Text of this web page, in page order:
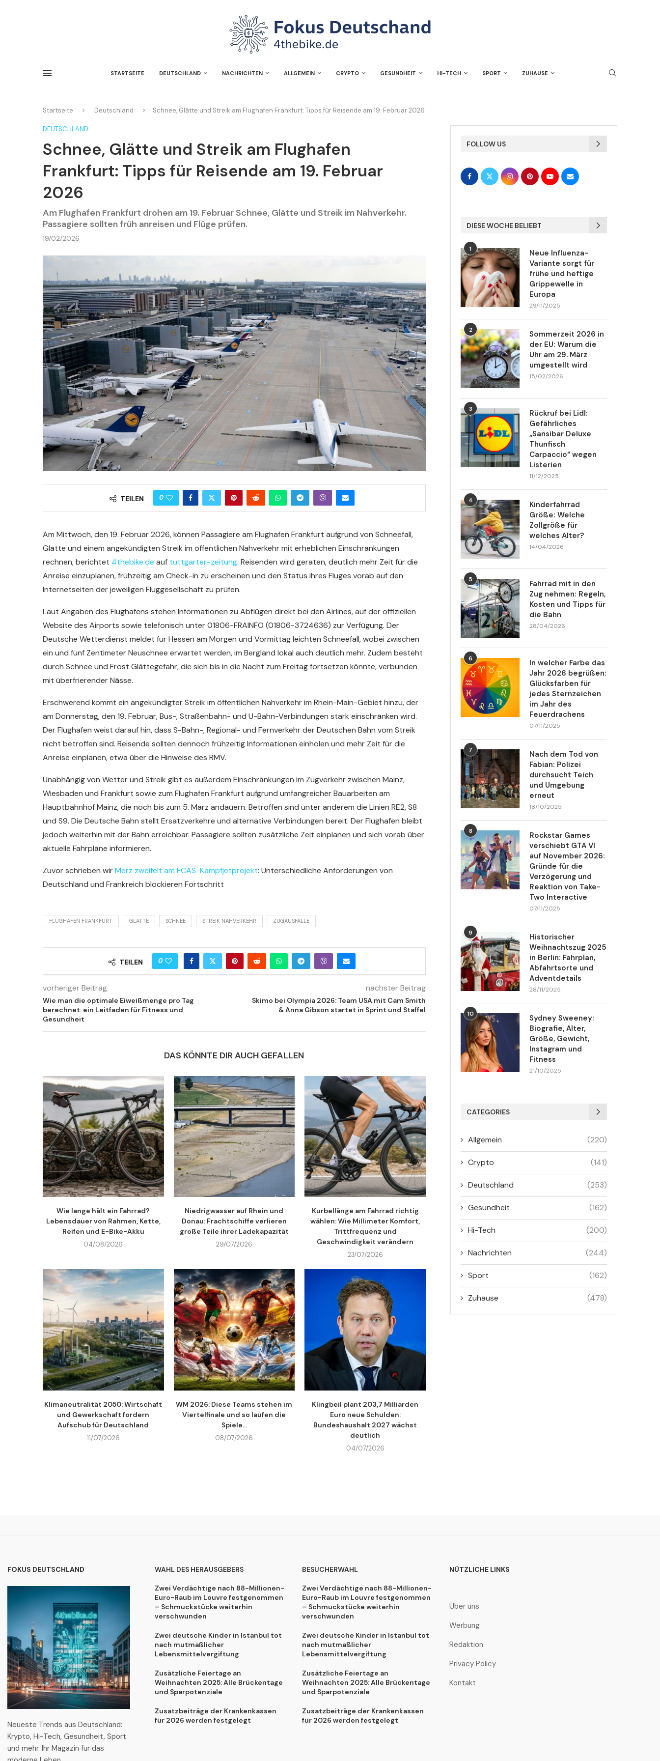
STARTSEITE DEUTSCHLAND NACHRICHTEN ALLGEMEIN CRYPTO GESUNDHEIT HI-TECH SPORT ZUHAUSE
Startseite Deutschland Schnee, Glätte und Streik am Flughafen Frankfurt: Tipps für Reisende am 19. Februar 2026
DEUTSCHLAND
Schnee, Glätte und Streik am Flughafen
Frankfurt: Tipps für Reisende am 19. Februar
2026
Am Flughafen Frankfurt drohen am 19. Februar Schnee, Glätte und Streik im Nahverkehr.
Passagiere sollten früh anreisen und Flüge prüfen.
19/02/2026
TEILEN 0
Am Mittwoch, den 19. Februar 2026, können Passagiere am Flughafen Frankfurt aufgrund von Schneefall,
Glätte und einem angekündigten Streik im öffentlichen Nahverkehr mit erheblichen Einschränkungen
rechnen, berichtet 4thebike.de auf tuttgarter-zeitung. Reisenden wird geraten, deutlich mehr Zeit für die
Anreise einzuplanen, frühzeitig am Check-in zu erscheinen und den Status ihres Fluges vorab auf den
Internetseiten der jeweiligen Fluggesellschaft zu prüfen.
Laut Angaben des Flughafens stehen Informationen zu Abflügen direkt bei den Airlines, auf der offiziellen
Website des Airports sowie telefonisch unter 01806-FRAINFO (01806-3724636) zur Verfügung. Der
Deutsche Wetterdienst meldet für Hessen am Morgen und Vormittag leichten Schneefall, wobei zwischen
ein und fünf Zentimeter Neuschnee erwartet werden, im Bergland lokal auch deutlich mehr. Zudem besteht
durch Schnee und Frost Glättegefahr, die sich bis in die Nacht zum Freitag fortsetzen könnte, verbunden
mit überfrierender Nässe.
Erschwerend kommt ein angekündigter Streik im öffentlichen Nahverkehr im Rhein-Main-Gebiet hinzu, der
am Donnerstag, den 19. Februar, Bus-, Straßenbahn- und U-Bahn-Verbindungen stark einschränken wird.
Der Flughafen weist darauf hin, dass S-Bahn-, Regional- und Fernverkehr der Deutschen Bahn vom Streik
nicht betroffen sind. Reisende sollten dennoch frühzeitig Informationen einholen und mehr Zeit für die
Anreise einplanen, etwa über die Hinweise des RMV.
Unabhängig von Wetter und Streik gibt es außerdem Einschränkungen im Zugverkehr zwischen Mainz,
Wiesbaden und Frankfurt sowie zum Flughafen Frankfurt aufgrund umfangreicher Bauarbeiten am
Hauptbahnhof Mainz, die noch bis zum 5. März andauern. Betroffen sind unter anderem die Linien RE2, S8
und S9. Die Deutsche Bahn stellt Ersatzverkehre und alternative Verbindungen bereit. Der Flughafen bleibt
jedoch weiterhin mit der Bahn erreichbar. Passagiere sollten zusätzliche Zeit einplanen und sich vorab über
aktuelle Fahrpläne informieren.
Zuvor schrieben wirMerz zweifelt am FCAS-Kampfjetprojekt: Unterschiedliche Anforderungen von
Deutschland und Frankreich blockieren Fortschritt
FLUGHAFEN FRANKFURT GLÄTTE SCHNEE STREIK NAHVERKEHR ZUGAUSFÄLLE
TEILEN 0
vorheriger Beitrag
Wie man die optimale Eiweißmenge pro Tag
berechnet: ein Leitfaden für Fitness und
Gesundheit
nächster Beitrag
Skimo bei Olympia 2026: Team USA mit Cam Smith
& Anna Gibson startet in Sprint und Staffel
DAS KÖNNTE DIR AUCH GEFALLEN
Wie lange hält ein Fahrrad?
Lebensdauer von Rahmen, Kette,
Reifen und E-Bike-Akku
04/08/2026
Niedrigwasser auf Rhein und
Donau: Frachtschiffe verlieren
große Teile ihrer Ladekapazität
29/07/2026
Kurbellänge am Fahrrad richtig
wählen: Wie Millimeter Komfort,
Trittfrequenz und
Geschwindigkeit verändern
23/07/2026
Klimaneutralität 2050: Wirtschaft
und Gewerkschaft fordern
Aufschub für Deutschland
11/07/2026
WM 2026: Diese Teams stehen im
Viertelfinale und so laufen die
Spiele...
08/07/2026
Klingbeil plant 203,7 Milliarden
Euro neue Schulden:
Bundeshaushalt 2027 wächst
deutlich
04/07/2026
FOLLOW US
DIESE WOCHE BELIEBT
1
Neue Influenza-
Variante sorgt für
frühe und heftige
Grippewelle in
Europa
29/11/2025
2
Sommerzeit 2026 in
der EU: Warum die
Uhr am 29. März
umgestellt wird
15/02/2026
3
Rückruf bei Lidl:
Gefährliches
„Sansibar Deluxe
Thunfisch
Carpaccio“ wegen
Listerien
11/12/2025
4
Kinderfahrrad
Größe: Welche
Zollgröße für
welches Alter?
14/04/2026
5
Fahrrad mit in den
Zug nehmen: Regeln,
Kosten und Tipps für
die Bahn
28/04/2026
6
In welcher Farbe das
Jahr 2026 begrüßen:
Glücksfarben für
jedes Sternzeichen
im Jahr des
Feuerdrachens
07/11/2025
7
Nach dem Tod von
Fabian: Polizei
durchsucht Teich
und Umgebung
erneut
18/10/2025
8
Rockstar Games
verschiebt GTA VI
auf November 2026:
Gründe für die
Verzögerung und
Reaktion von Take-
Two Interactive
07/11/2025
9
Historischer
Weihnachtszug 2025
in Berlin: Fahrplan,
Abfahrtsorte und
Adventdetails
28/11/2025
10
Sydney Sweeney:
Biografie, Alter,
Größe, Gewicht,
Instagram und
Fitness
21/10/2025
CATEGORIES
Allgemein (220)
Crypto (141)
Deutschland (253)
Gesundheit (162)
Hi-Tech (200)
Nachrichten (244)
Sport (162)
Zuhause (478)
FOKUS DEUTSCHLAND
Neueste Trends aus Deutschland:
Krypto, Hi-Tech, Gesundheit, Sport
und mehr. Ihr Magazin für das
WAHL DES HERAUSGEBERS
Zwei Verdächtige nach 88-Millionen-
Euro-Raub im Louvre festgenommen
– Schmuckstücke weiterhin
verschwunden
Zwei deutsche Kinder in Istanbul tot
nach mutmaßlicher
Lebensmittelvergiftung
Zusätzliche Feiertage an
Weihnachten 2025: Alle Brückentage
und Sparpotenziale
Zusatzbeiträge der Krankenkassen
für 2026 werden festgelegt
BESUCHERWAHL
Zwei Verdächtige nach 88-Millionen-
Euro-Raub im Louvre festgenommen
– Schmuckstücke weiterhin
verschwunden
Zwei deutsche Kinder in Istanbul tot
nach mutmaßlicher
Lebensmittelvergiftung
Zusätzliche Feiertage an
Weihnachten 2025: Alle Brückentage
und Sparpotenziale
Zusatzbeiträge der Krankenkassen
für 2026 werden festgelegt
NÜTZLICHE LINKS
Über uns
Werbung
Redaktion
Privacy Policy
Kontakt